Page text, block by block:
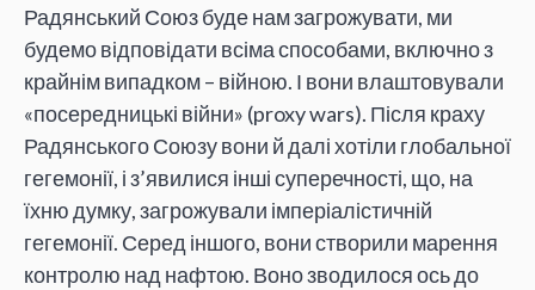
Радянський Союз буде нам загрожувати, ми
будемо відповідати всіма способами, включно з
крайнім випадком – війною. І вони влаштовували
«посередницькі війни» (proxy wars). Після краху
Радянського Союзу вони й далі хотіли глобальної
гегемонії, і з’явилися інші суперечності, що, на
їхню думку, загрожували імперіалістичній
гегемонії. Серед іншого, вони створили марення
контролю над нафтою. Воно зводилося ось до